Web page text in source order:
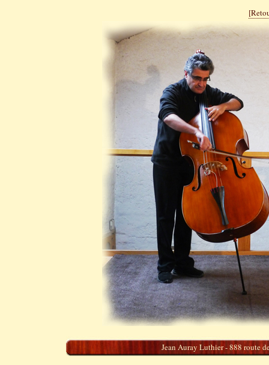
Jean Auray Luthier - 888 route